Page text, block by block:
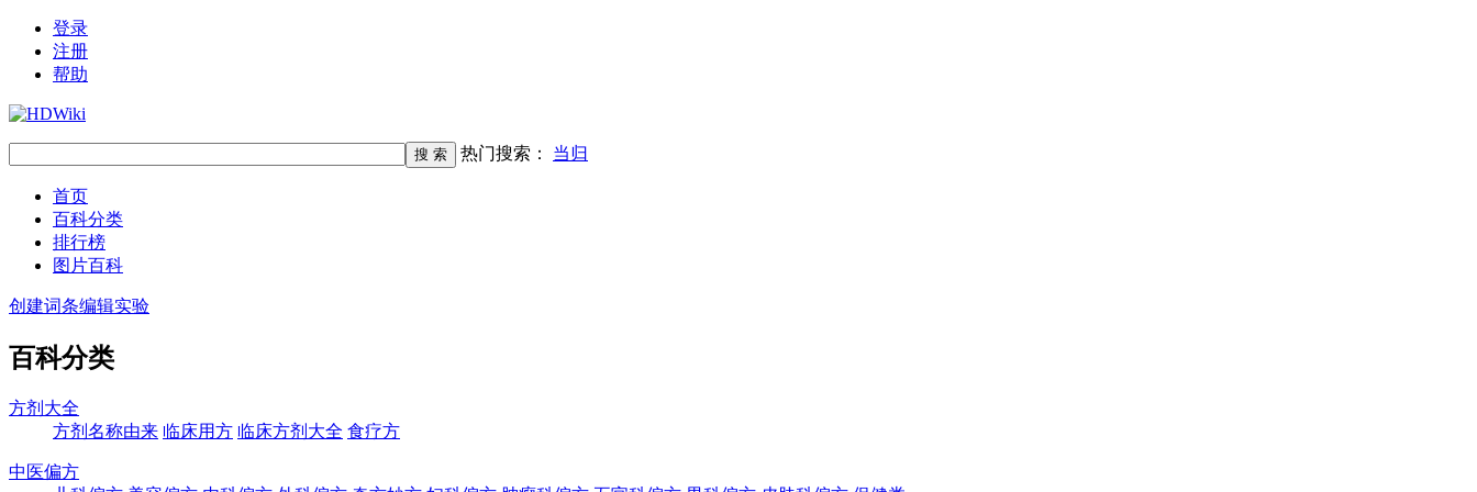
登录
注册
帮助
热门搜索： 当归
首页
百科分类
排行榜
图片百科
创建词条编辑实验
百科分类
方剂大全
方剂名称由来 临床用方 临床方剂大全 食疗方
中医偏方